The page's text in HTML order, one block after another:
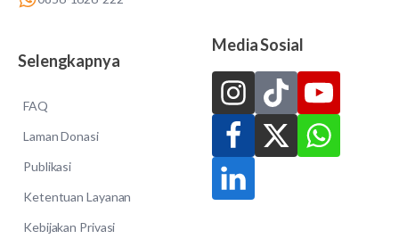
Selengkapnya
FAQ
Laman Donasi
Publikasi
Ketentuan Layanan
Kebijakan Privasi
Media Sosial